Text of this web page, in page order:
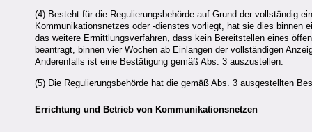
(4) Besteht für die Regulierungsbehörde auf Grund der vollständig
Kommunikationsnetzes oder -dienstes vorliegt, hat sie dies binnen
das weitere Ermittlungsverfahren, dass kein Bereitstellen eines
beantragt, binnen vier Wochen ab Einlangen der vollständigen
Anderenfalls ist eine Bestätigung gemäß Abs. 3 auszustellen.
(5) Die Regulierungsbehörde hat die gemäß Abs. 3 ausgestellten
Errichtung und Betrieb von Kommunikationsnetzen